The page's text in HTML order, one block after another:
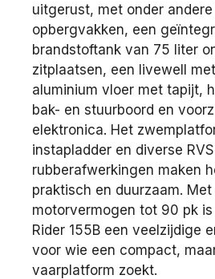
uitgerust, met onder
opbergvakken, een
brandstoftank van 75 liter
zitplaatsen, een livewell
aluminium vloer met tapijt,
bak- en stuurboord en
elektronica. Het
instapladder en diverse
rubberafwerkingen maken
praktisch en duurzaam.
motorvermogen tot 90 pk is
Rider 155B een veelzijdige
voor wie een compact,
vaarplatform zoekt.